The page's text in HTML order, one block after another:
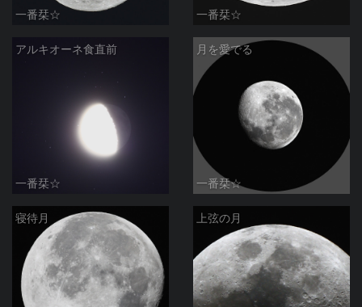
一番栞☆ 一番栞☆
アルキオーネ食直前
一番栞☆
月を愛でる
一番栞☆
寝待月 上弦の月